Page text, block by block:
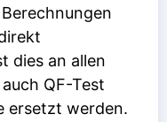
dies an allen
QF-Test
ersetzt werden.